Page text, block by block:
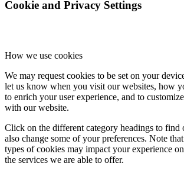
Cookie and Privacy Settings
How we use cookies
We may request cookies to be set on your
let us know when you visit our websites, how
to enrich your user experience, and to
with our website.
Click on the different category headings to find
also change some of your preferences. Note
types of cookies may impact your experience
the services we are able to offer.